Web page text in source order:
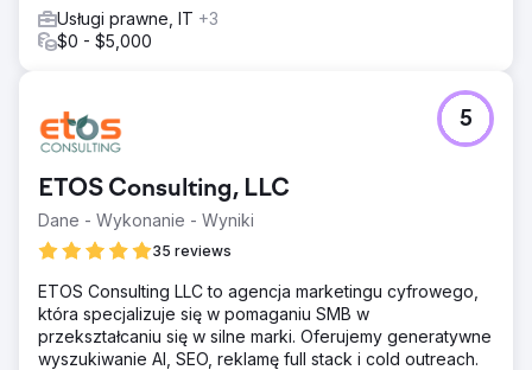
Usługi prawne, IT +3
$0 - $5,000
ETOS Consulting, LLC
Dane - Wykonanie - Wyniki
35 reviews
5
ETOS Consulting LLC to agencja marketingu cyfrowego,
która specjalizuje się w pomaganiu SMB w
przekształcaniu się w silne marki. Oferujemy generatywne
wyszukiwanie AI, SEO, reklamę full stack i cold outreach.